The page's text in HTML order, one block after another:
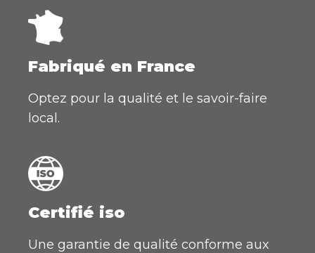
Fabriqué en France
Optez pour la qualité et le savoir-faire
local.
Certifié iso
Une garantie de qualité conforme aux